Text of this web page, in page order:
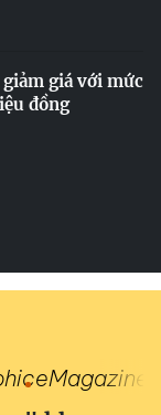
giá với mức
đồng
eMagazine